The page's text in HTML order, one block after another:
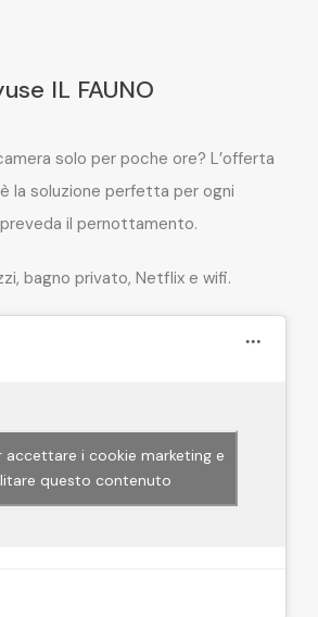
IL FAUNO
solo per poche ore? L’offerta
è la soluzione perfetta per ogni
il pernottamento.
bagno privato, Netflix e wifi.
accettare i cookie marketing e
questo contenuto